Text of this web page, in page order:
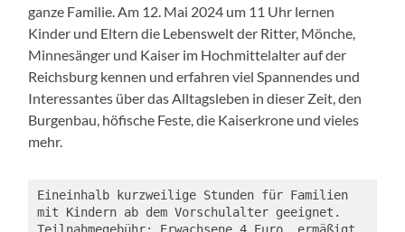
ganze Familie. Am 12. Mai 2024 um 11 Uhr lernen
Kinder und Eltern die Lebenswelt der Ritter, Mönche,
Minnesänger und Kaiser im Hochmittelalter auf der
Reichsburg kennen und erfahren viel Spannendes und
Interessantes über das Alltagsleben in dieser Zeit, den
Burgenbau, höfische Feste, die Kaiserkrone und vieles
mehr.
Eineinhalb kurzweilige Stunden für Familien
mit Kindern ab dem Vorschulalter geeignet.